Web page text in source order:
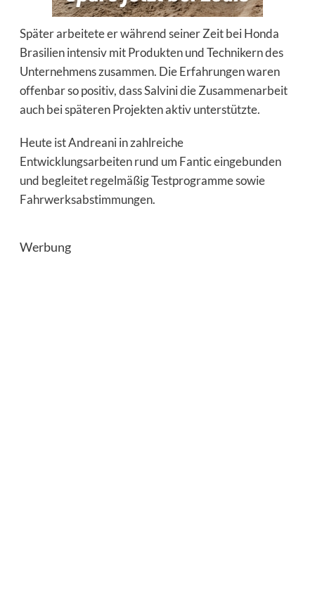
Später arbeitete er während seiner Zeit bei Honda
Brasilien intensiv mit Produkten und Technikern des
Unternehmens zusammen. Die Erfahrungen waren
offenbar so positiv, dass Salvini die Zusammenarbeit
auch bei späteren Projekten aktiv unterstützte.
Heute ist Andreani in zahlreiche
Entwicklungsarbeiten rund um Fantic eingebunden
und begleitet regelmäßig Testprogramme sowie
Fahrwerksabstimmungen.
Werbung